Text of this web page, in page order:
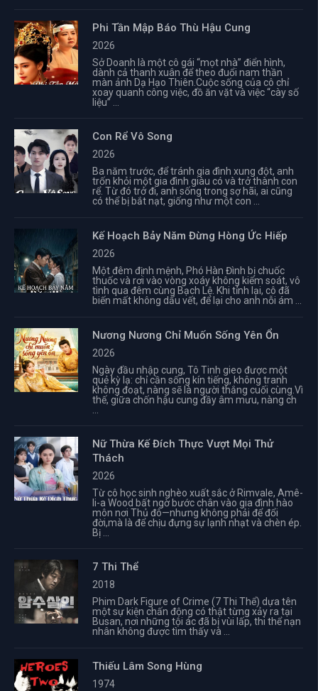
Phi Tần Mập Báo Thù Hậu Cung
2026
Sở Doanh là một cô gái “mọt nhà” điển hình,
dành cả thanh xuân để theo đuổi nam thần
màn ảnh Dạ Hạo Thiên.Cuộc sống của cô chỉ
xoay quanh công việc, đồ ăn vặt và việc “cày số
liệu” ...
Con Rể Vô Song
2026
Ba năm trước, để tránh gia đình xung đột, anh
trốn khỏi một gia đình giàu có và trở thành con
rể. Từ đó trở đi, anh sống trong sợ hãi, ai cũng
có thể bị bắt nạt, giống như một con ...
Kế Hoạch Bảy Năm Đừng Hòng Ức Hiếp
2026
Một đêm định mệnh, Phó Hàn Đình bị chuốc
thuốc và rơi vào vòng xoáy không kiểm soát, vô
tình qua đêm cùng Bạch Lệ. Khi tỉnh lại, cô đã
biến mất không dấu vết, để lại cho anh nỗi ám ...
Nương Nương Chỉ Muốn Sống Yên Ổn
2026
Ngày đầu nhập cung, Tô Tinh gieo được một
quẻ kỳ lạ: chỉ cần sống kín tiếng, không tranh
không đoạt, nàng sẽ là người thắng cuối cùng.Vì
thế, giữa chốn hậu cung đầy âm mưu, nàng ch
Nữ Thừa Kế Đích Thực Vượt Mọi Thử
Thách
2026
Từ cô học sinh nghèo xuất sắc ở Rimvale, Amê-
li-a Wood bất ngờ bước chân vào gia đình hào
môn nơi Thủ đô—nhưng không phải để đổi
đời,mà là để chịu đựng sự lạnh nhạt và chèn ép.
Bị ...
7 Thi Thể
2018
Phim Dark Figure of Crime (7 Thi Thể) dựa tên
một sự kiện chấn động có thật từng xảy ra tại
Busan, nơi những tội ác đã bị vùi lấp, thi thể nạn
nhân không được tìm thấy và ...
Thiếu Lâm Song Hùng
1974